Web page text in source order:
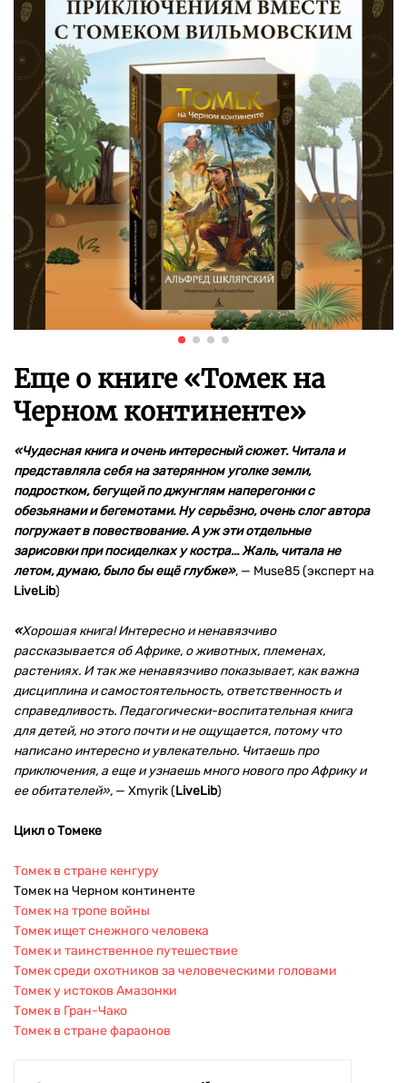
Еще о книге «Томек на
Черном континенте»
«Чудесная книга и очень интересный сюжет. Читала и
представляла себя на затерянном уголке земли,
подростком, бегущей по джунглям наперегонки с
обезьянами и бегемотами. Ну серьёзно, очень слог автора
погружает в повествование. А уж эти отдельные
зарисовки при посиделках у костра... Жаль, читала не
летом, думаю, было бы ещё глубже», — Muse85 (эксперт на
LiveLib)
«Хорошая книга! Интересно и ненавязчиво
рассказывается об Африке, о животных, племенах,
растениях. И так же ненавязчиво показывает, как важна
дисциплина и самостоятельность, ответственность и
справедливость. Педагогически-воспитательная книга
для детей, но этого почти и не ощущается, потому что
написано интересно и увлекательно. Читаешь про
приключения, а еще и узнаешь много нового про Африку и
ее обитателей», — Xmyrik (LiveLib)
Цикл о Томеке
Томек в стране кенгуру
Томек на Черном континенте
Томек на тропе войны
Томек ищет снежного человека
Томек и таинственное путешествие
Томек среди охотников за человеческими головами
Томек у истоков Амазонки
Томек в Гран-Чако
Томек в стране фараонов